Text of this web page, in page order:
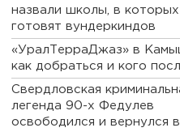
назвали школы, в которых
готовят вундеркиндов
«УралТерраДжаз» в
как добраться и кого
Свердловская
легенда 90-х Федулев
освободился и вернулся в